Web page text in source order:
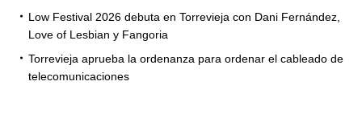
Low Festival 2026 debuta en Torrevieja con Dani Fernández,
Love of Lesbian y Fangoria
Torrevieja aprueba la ordenanza para ordenar el cableado de
telecomunicaciones